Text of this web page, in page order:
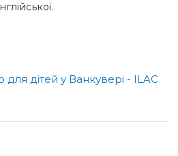
для дітей у Ванкувері - ILAC